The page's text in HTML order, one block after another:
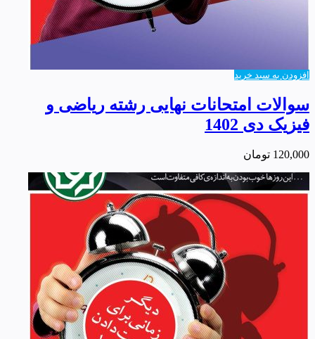
افزودن به سبد خرید
سوالات امتحانات نهایی رشته ریاضی و
فیزیک دی 1402
120,000 تومان